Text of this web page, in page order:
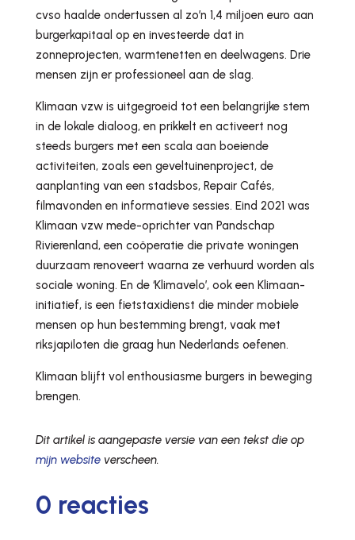
cvso haalde ondertussen al zo’n 1,4 miljoen euro aan
burgerkapitaal op en investeerde dat in
zonneprojecten, warmtenetten en deelwagens. Drie
mensen zijn er professioneel aan de slag.
Klimaan vzw is uitgegroeid tot een belangrijke stem
in de lokale dialoog, en prikkelt en activeert nog
steeds burgers met een scala aan boeiende
activiteiten, zoals een geveltuinenproject, de
aanplanting van een stadsbos, Repair Cafés,
filmavonden en informatieve sessies. Eind 2021 was
Klimaan vzw mede-oprichter van Pandschap
Rivierenland, een coöperatie die private woningen
duurzaam renoveert waarna ze verhuurd worden als
sociale woning. En de ‘Klimavelo’, ook een Klimaan-
initiatief, is een fietstaxidienst die minder mobiele
mensen op hun bestemming brengt, vaak met
riksjapiloten die graag hun Nederlands oefenen.
Klimaan blijft vol enthousiasme burgers in beweging
brengen.
Dit artikel is aangepaste versie van een tekst die op
mijn websiteverscheen.
0 reacties